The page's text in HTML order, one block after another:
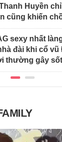
Huyền
cũng khiến
sexy nhất
đài khi cổ vũ
thường gây sốt